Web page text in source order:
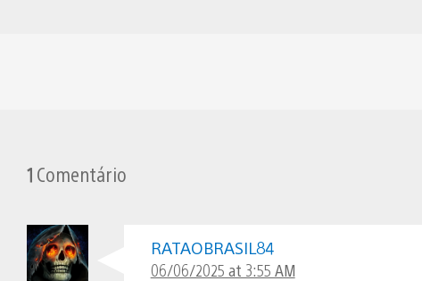
1 Comentário
RATAOBRASIL84
06/06/2025 at 3:55 AM